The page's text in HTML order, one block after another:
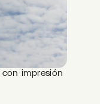
impresión